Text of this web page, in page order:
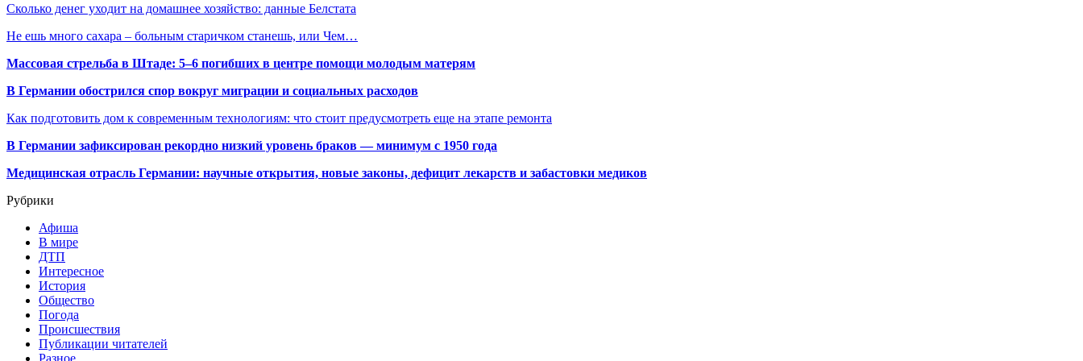
Сколько денег уходит на домашнее хозяйство: данные Белстата
Не ешь много сахара – больным старичком станешь, или Чем…
Массовая стрельба в Штаде: 5–6 погибших в центре помощи молодым матерям
В Германии обострился спор вокруг миграции и социальных расходов
Как подготовить дом к современным технологиям: что стоит предусмотреть еще на этапе ремонта
В Германии зафиксирован рекордно низкий уровень браков — минимум с 1950 года
Медицинская отрасль Германии: научные открытия, новые законы, дефицит лекарств и забастовки медиков
Рубрики
Афиша
В мире
ДТП
Интересное
История
Общество
Погода
Происшествия
Публикации читателей
Разное